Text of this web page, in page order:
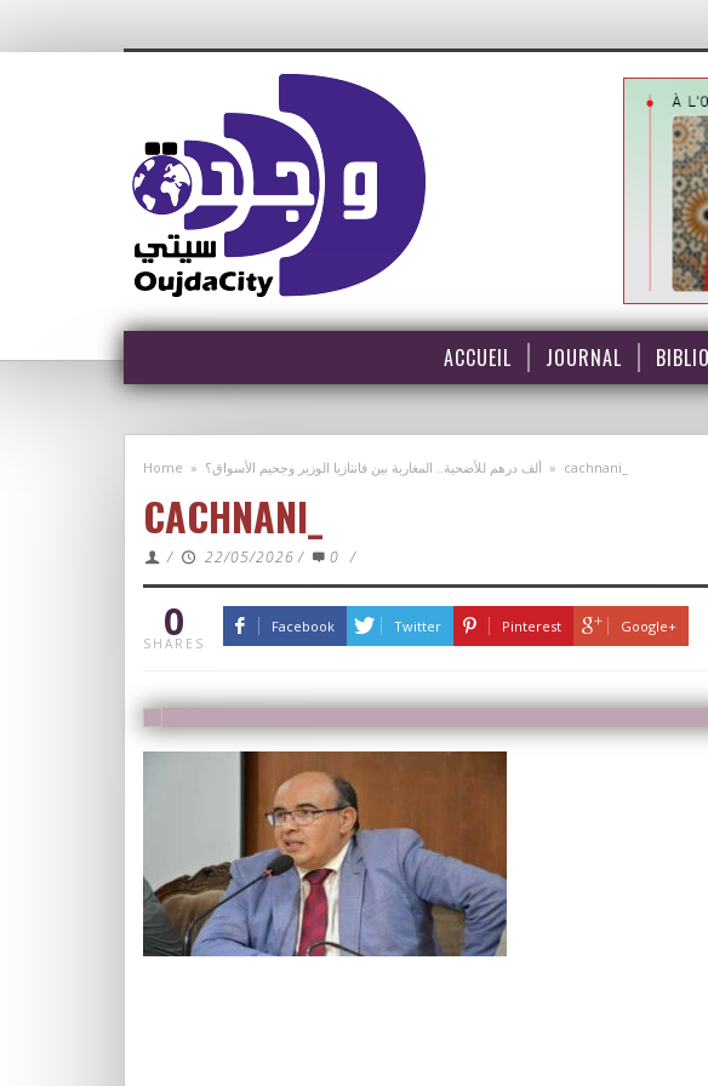
ACCUEIL JOURNAL
Home » ألف درهم للأضحية.. المغاربة بين فانتازيا الوزير وجحيم الأسواق؟ » cachnani_
CACHNANI_
/ 22/05/2026 / 0 /
0
SHARES
Facebook Twitter Pinterest Google+